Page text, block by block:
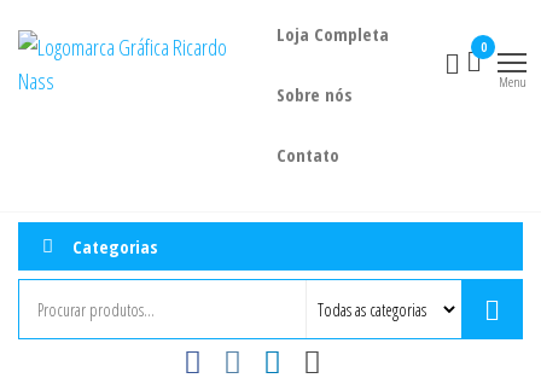
Gráfica
Ricardo
Você tem a
imprimimos.
Loja Completa
Sobre nós
Contato
0
Menu
Categorias